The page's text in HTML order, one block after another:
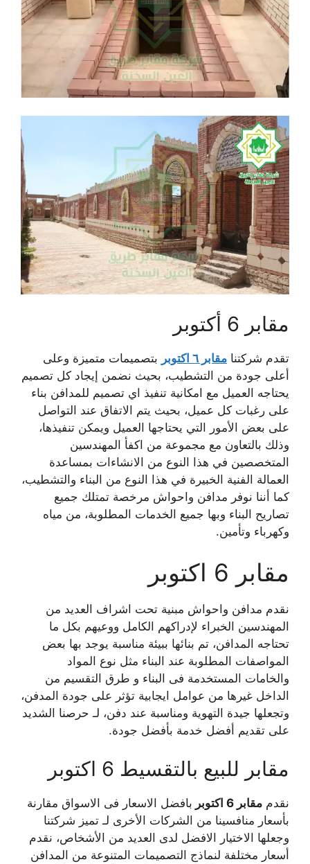
مقابر 6 أكتوبر
تقدم شركتنا مقابر ٦ اكتوبر
بتصميمات متميزة وعلى
أعلى جودة من التشطيب، بحيث نضمن إيجاد كل تصميم
يحتاجه العميل مع امكانية تنفيذ اي تصميم للمدافن بناء
على رغبات كل عميل، بحيث يتم الاتفاق عند التواصل
على بعض الأمور التي يحتاجها العميل ويمكن تنفيذها،
وذلك بالتعاون مع مجموعة من اكفأ المهندسين
المتخصصين في هذا النوع من الانشاءات بمساعدة
العمالة الفنية الخبيرة في هذا النوع من البناء والتشطيب،
كما أننا نوفر مدافن واحواش مرخصة تمتلك جميع
تصاريح البناء وبها جميع الخدمات المطلوبة، من مياه
وكهرباء وتأمين.
مقابر 6 اكتوبر
نقدم مدافن واحواش مبنية تحت اشراف العديد من
المهندسين الخبراء لإدراكهم الكامل ووعيهم بكل ما
تحتاجه المدافن، تم بنائها ببيئة مناسبة يوجد بها بعض
المواصفات المطلوبة عند البناء مثل نوع المواد
والخامات المستخدمة فى البناء و طرق التقسيم من
الداخل غيرها من عوامل ايجابية تؤثر على جودة المدفن،
وتجعلها جيدة التهوية ومناسبة عند دفن، لـ حرصنا الشديد
على تقديم أفضل خدمة بأفضل جودة.
مقابر للبيع بالتقسيط 6 اكتوبر
نقدم مقابر 6 اكتوبر
بافضل الاسعار فى الاسواق مقارنة
بأسعار منافسينا من الشركات الأخرى لـ تميز شركتنا
وجعلها الاختيار الافضل لدى العديد من الأشخاص، نقدم
أسعار مختلفة لنماذج التصميمات المتنوعة من المدافن